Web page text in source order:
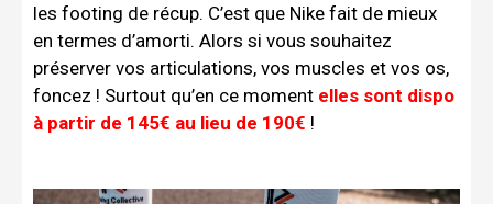
les footing de récup. C’est que Nike fait de mieux
en termes d’amorti. Alors si vous souhaitez
préserver vos articulations, vos muscles et vos os,
foncez ! Surtout qu’en ce moment elles sont dispo
à partir de 145€ au lieu de 190€ !